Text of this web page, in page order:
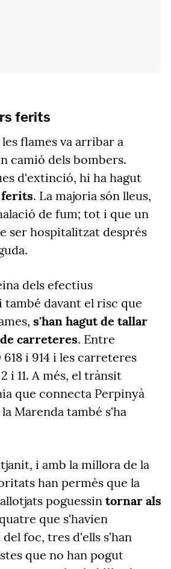
ferits
flames va arribar a
camió dels bombers.
d'extinció, hi ha hagut
ferits. La majoria són lleus,
de fum; tot i que un
ser hospitalitzat després
dels efectius
també davant el risc que
s'han hagut de tallar
carreteres. Entre
618 i 914 i les carreteres
i 11. A més, el trànsit
que connecta Perpinyà
Marenda també s'ha
i amb la millora de la
han permès que la
poguessin tornar als
que s'havien
foc, tres d'ells s'han
que no han pogut